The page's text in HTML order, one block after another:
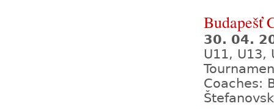
Budapešť
30. 04.
U11, U13,
Coaches: